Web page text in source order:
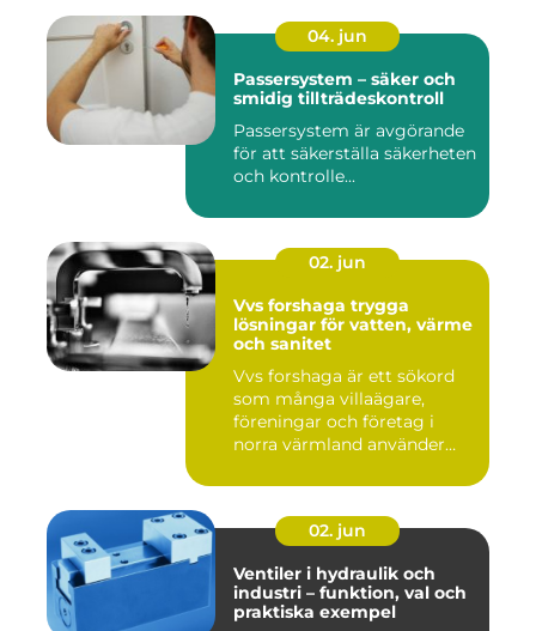
04. jun
Passersystem – säker och
smidig tillträdeskontroll
Passersystem är avgörande
för att säkerställa säkerheten
och kontrolle...
02. jun
Vvs forshaga trygga
lösningar för vatten, värme
och sanitet
Vvs forshaga är ett sökord
som många villaägare,
föreningar och företag i
norra värmland använder
02. jun
Ventiler i hydraulik och
industri – funktion, val och
praktiska exempel